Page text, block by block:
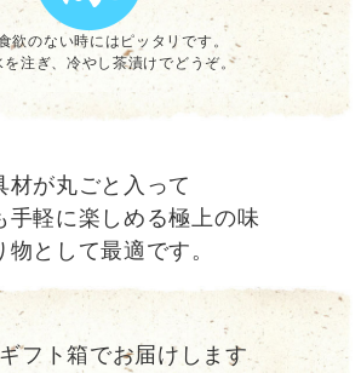
欲のない時にはピッタリです。
を注ぎ、冷やし茶漬けでどうぞ。
材が丸ごと入って
手軽に楽しめる極上の味
物として最適です。
フト箱でお届けします